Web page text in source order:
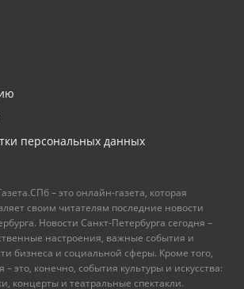
персональных данных
– это онлайн-газета, которая
своим читателям последние новости
Новости Санкт-Петербурга сегодня –
настроения, важные события и
бизнеса и социальной сферы. Кроме того,
– это, конечно, события культуры и искусства:
концерты и театральные спектакли.